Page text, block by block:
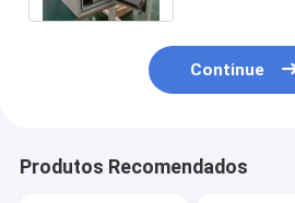
Continue
Produtos Recomendados